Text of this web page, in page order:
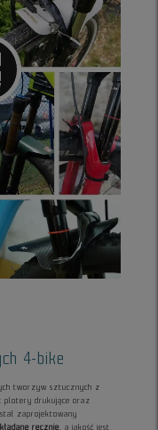
4-bike
tworzyw sztucznych z
plotery drukujące oraz
zaprojektowany
ręcznie, a jakość jest